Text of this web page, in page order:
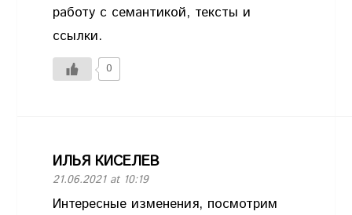
работу с семантикой, тексты и
ссылки.
0
ИЛЬЯ КИСЕЛЕВ
21.06.2021 at 10:19
Интересные изменения, посмотрим